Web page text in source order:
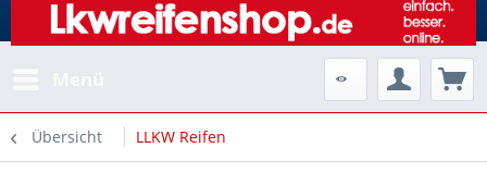
Übersicht LLKW Reifen